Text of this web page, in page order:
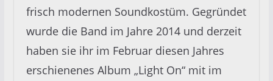
frisch modernen Soundkostüm. Gegründet
wurde die Band im Jahre 2014 und derzeit
haben sie ihr im Februar diesen Jahres
erschienenes Album „Light On“ mit im